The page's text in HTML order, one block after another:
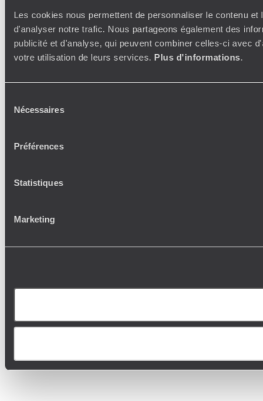
Les cookies nous permettent de personnaliser le contenu
d'analyser notre trafic. Nous partageons également des
publicité et d'analyse, qui peuvent combiner celles-ci avec
votre utilisation de leurs services. Plus d'informations.
Nécessaires
Préférences
Statistiques
Marketing